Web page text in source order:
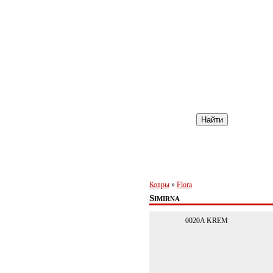
Ковры » Flora
Simirna
0020A KREM